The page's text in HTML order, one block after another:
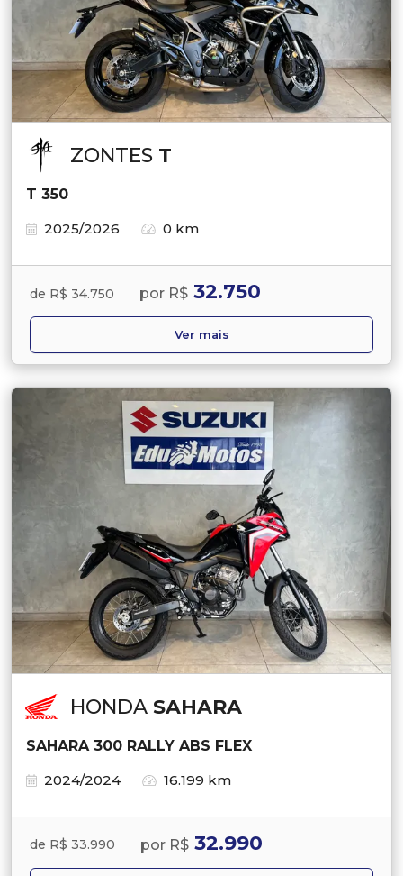
ZONTES T
T 350
2025/2026
0 km
de R$ 34.750 por R$ 32.750
Ver mais
HONDA SAHARA
SAHARA 300 RALLY ABS FLEX
2024/2024
16.199 km
de R$ 33.990 por R$ 32.990